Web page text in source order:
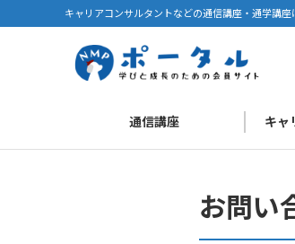
キャリアコンサルタントなどの通信講座・通学講座
通信講座 キャ
お問い